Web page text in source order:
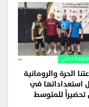
محلي
الحرة والرومانية
استعداداتها في
للمتوسط